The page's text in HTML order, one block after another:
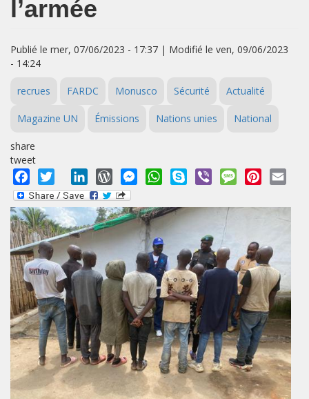
l’armée
Publié le mer, 07/06/2023 - 17:37 | Modifié le ven, 09/06/2023
- 14:24
recrues FARDC Monusco Sécurité Actualité
Magazine UN Émissions Nations unies National
share
tweet
Facebook
Twitter LinkedInWordPressMessengerWhatsApp
Skype Viber MessagePinterest